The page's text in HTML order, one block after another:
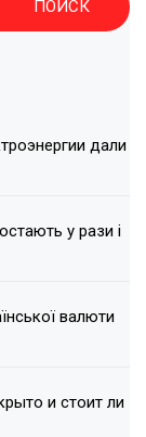
дали
у рази і
валюти
и стоит ли